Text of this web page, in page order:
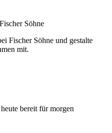
Söhne
Fischer Söhne und gestalte
mit.
bereit für morgen